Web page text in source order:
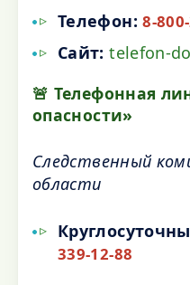
Телефон: 8-
Сайт: telefon-
🚨 Телефонная
опасности»
Следственный
области
339-12-88